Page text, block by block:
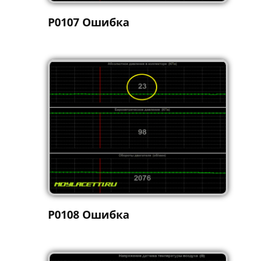
P0107 Ошибка
P0108 Ошибка